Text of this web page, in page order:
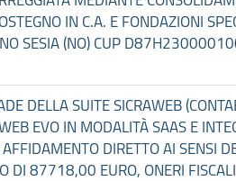
IN C.A. E FONDAZIONI
SESIA (NO) CUP
SUITE SICRAWEB
EVO IN MODALITÀ SAAS E
DIRETTO AI SENSI
DI 87718,00 EURO, ONERI